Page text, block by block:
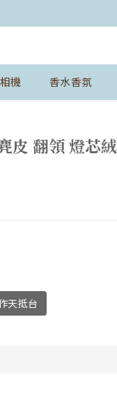
機 香水香氛
皮 翻領 燈芯絨
天抵台